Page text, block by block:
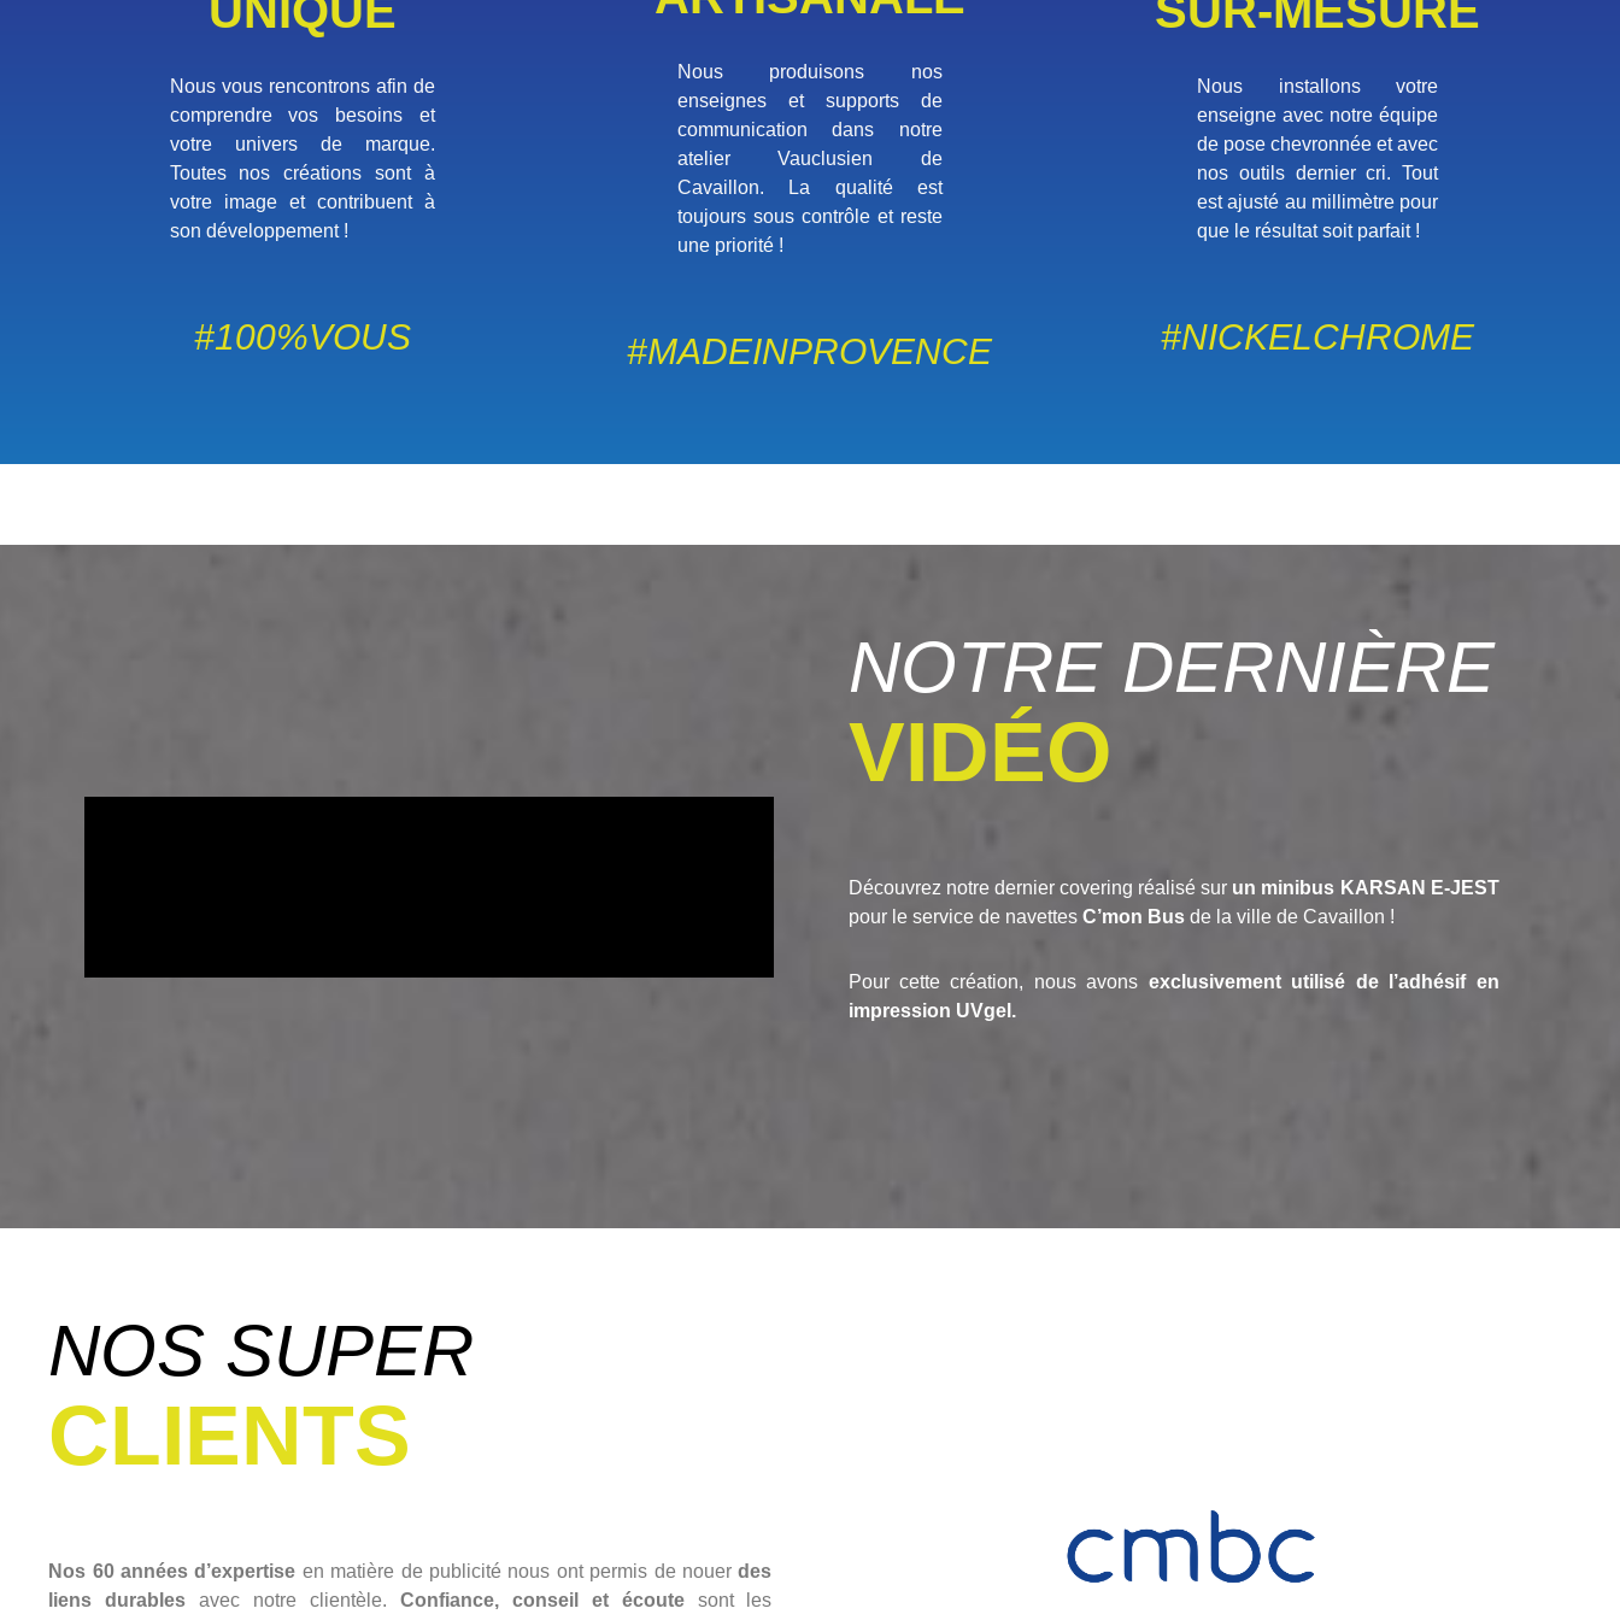
Nous vous rencontrons afin de
comprendre vos besoins et
votre univers de marque.
Toutes nos créations sont à
votre image et contribuent à
son développement !
#100%VOUS
Nous produisons nos
enseignes et supports de
communication dans notre
atelier Vauclusien de
Cavaillon. La qualité est
toujours sous contrôle et reste
une priorité !
#MADEINPROVENCE
Nous installons votre
enseigne avec notre équipe
de pose chevronnée et avec
nos outils dernier cri. Tout
est ajusté au millimètre pour
que le résultat soit parfait !
#NICKELCHROME
NOTRE DERNIÈRE
VIDÉO
Découvrez notre dernier covering réalisé sur un minibus KARSAN E-JEST
pour le service de navettes C’mon Busde la ville de Cavaillon !
Pour cette création, nous avons exclusivement utilisé de l’adhésif en
impression UVgel.
NOS SUPER
CLIENTS
Nos 60 années d’expertise en matière de publicité nous ont permis de nouerdes
liens durables avec notre clientèle. Confiance, conseil et écoutesont les